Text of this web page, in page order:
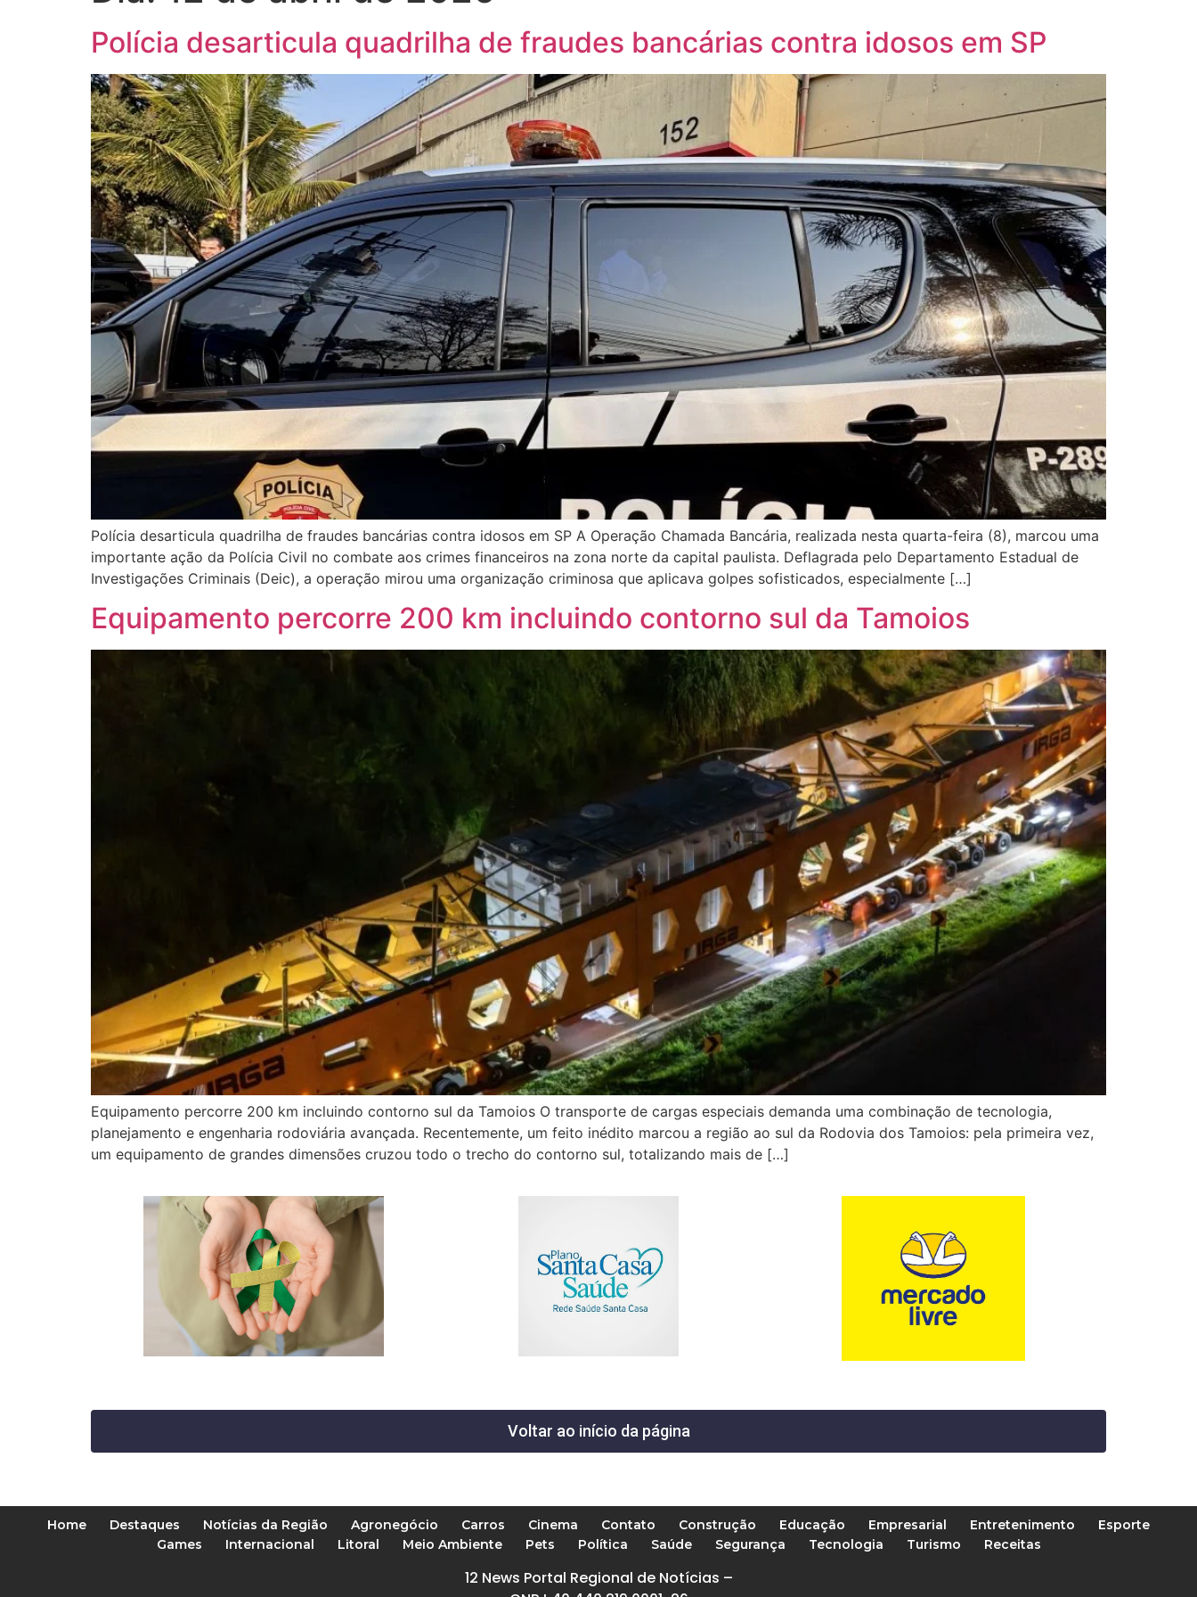
Polícia desarticula quadrilha de fraudes bancárias contra idosos em SP
Polícia desarticula quadrilha de fraudes bancárias contra idosos em SP A Operação Chamada Bancária, realizada nesta quarta-feira (8), marcou uma
importante ação da Polícia Civil no combate aos crimes financeiros na zona norte da capital paulista. Deflagrada pelo Departamento Estadual de
Investigações Criminais (Deic), a operação mirou uma organização criminosa que aplicava golpes sofisticados, especialmente […]
Equipamento percorre 200 km incluindo contorno sul da Tamoios
Equipamento percorre 200 km incluindo contorno sul da Tamoios O transporte de cargas especiais demanda uma combinação de tecnologia,
planejamento e engenharia rodoviária avançada. Recentemente, um feito inédito marcou a região ao sul da Rodovia dos Tamoios: pela primeira vez,
um equipamento de grandes dimensões cruzou todo o trecho do contorno sul, totalizando mais de […]
Voltar ao início da página
Home Destaques Notícias da Região Agronegócio Carros Cinema Contato Construção Educação Empresarial Entretenimento
Esporte
Games
Internacional Litoral Meio Ambiente Pets Política Saúde Segurança Tecnologia Turismo Receitas
12 News Portal Regional de Notícias –